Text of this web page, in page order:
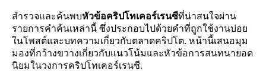
สำรวจและค้นพบหัวข้อคริปโทเคอร์เรนซีที่น่าสนใจผ่าน
รายการคำค้นเหล่านี้ ซึ่งประกอบไปด้วยคำที่ถูกใช้งานบ่อย
ในโพสต์และบทความเกี่ยวกับตลาดคริปโต. หน้านี้เสนอมุม
มองที่กว้างขวางเกี่ยวกับแนวโน้มและหัวข้อการสนทนายอด
นิยมในวงการคริปโทเคอร์เรนซี.